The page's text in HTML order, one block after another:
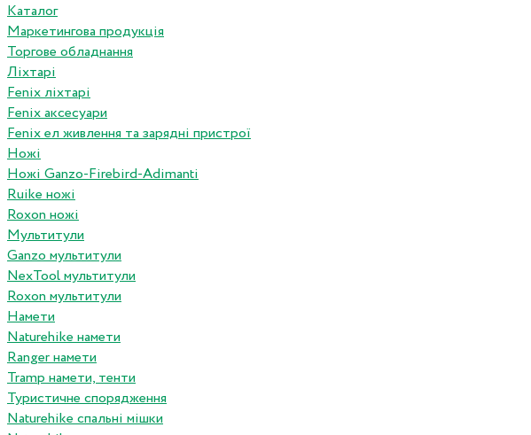
Каталог
Маркетингова продукція
Торгове обладнання
Ліхтарі
Fenix ліхтарі
Fenix аксесуари
Fenix ел живлення та зарядні пристрої
Ножі
Ножі Ganzo-Firebird-Adimanti
Ruike ножі
Roxon ножi
Мультитули
Ganzo мультитули
NexTool мультитули
Roxon мультитули
Намети
Naturehike намети
Ranger намети
Tramp намети, тенти
Туристичне спорядження
Naturehike спальні мішки